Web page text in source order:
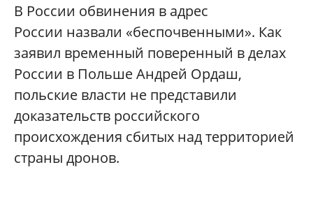
В России обвинения в адрес
России назвали «беспочвенными». Как
заявил временный поверенный в делах
России в Польше Андрей Ордаш,
польские власти не представили
доказательств российского
происхождения сбитых над территорией
страны дронов.